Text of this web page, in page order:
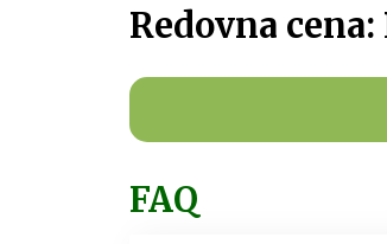
Redovna cena:
FAQ